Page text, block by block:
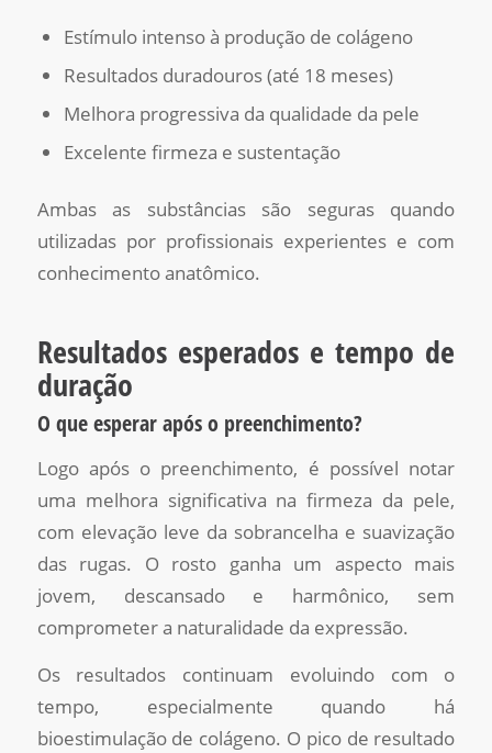
Estímulo intenso à produção de colágeno
Resultados duradouros (até 18 meses)
Melhora progressiva da qualidade da pele
Excelente firmeza e sustentação
Ambas as substâncias são seguras quando
utilizadas por profissionais experientes e com
conhecimento anatômico.
Resultados esperados e tempo de
duração
O que esperar após o preenchimento?
Logo após o preenchimento, é possível notar
uma melhora significativa na firmeza da pele,
com elevação leve da sobrancelha e suavização
das rugas. O rosto ganha um aspecto mais
jovem, descansado e harmônico, sem
comprometer a naturalidade da expressão.
Os resultados continuam evoluindo com o
tempo, especialmente quando há
bioestimulação de colágeno. O pico de resultado